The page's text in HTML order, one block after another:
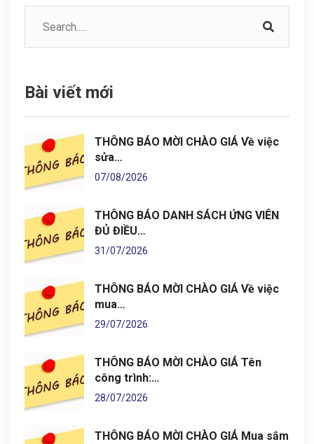
Bài viết mới
THÔNG BÁO MỜI CHÀO GIÁ Về việc
sửa…
07/08/2026
THÔNG BÁO DANH SÁCH ỨNG VIÊN
ĐỦ ĐIỀU…
31/07/2026
THÔNG BÁO MỜI CHÀO GIÁ Về việc
mua…
29/07/2026
THÔNG BÁO MỜI CHÀO GIÁ Tên
công trình:…
28/07/2026
THÔNG BÁO MỜI CHÀO GIÁ Mua sắm